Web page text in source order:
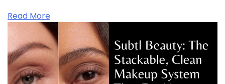
Read More